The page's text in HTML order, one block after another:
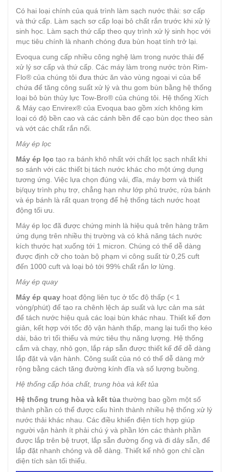
Có hai loại chính của quá trình làm sạch nước thải: sơ cấp
và thứ cấp. Làm sạch sơ cấp loại bỏ chất rắn trước khi xử lý
sinh học. Làm sạch thứ cấp theo quy trình xử lý sinh học với
mục tiêu chính là nhanh chóng đưa bùn hoạt tính trở lại.
Evoqua cung cấp nhiều công nghệ làm trong nước thải để
xử lý sơ cấp và thứ cấp. Các máy làm trong nước tròn Rim-
Flo® của chúng tôi đưa thức ăn vào vùng ngoại vi của bể
chứa để tăng công suất xử lý và thu gom bùn bằng hệ thống
loại bỏ bùn thủy lực Tow-Bro® của chúng tôi. Hệ thống Xích
& Máy cạo Envirex® của Evoqua bao gồm xích không kim
loại có độ bền cao và các cánh bền để cạo bùn dọc theo sàn
và vớt các chất rắn nổi.
Máy ép lọc
Máy ép lọc tạo ra bánh khô nhất với chất lọc sạch nhất khi
so sánh với các thiết bị tách nước khác cho một ứng dụng
tương ứng. Việc lựa chọn đúng vải, đĩa, máy bơm và thiết
bị/quy trình phụ trợ, chẳng hạn như lớp phủ trước, rửa bánh
và ép bánh là rất quan trọng để hệ thống tách nước hoạt
động tối ưu.
Máy ép lọc đã được chứng minh là hiệu quả trên hàng trăm
ứng dụng trên nhiều thị trường và có khả năng tách nước
kích thước hạt xuống tới 1 micron. Chúng có thể dễ dàng
được định cỡ cho toàn bộ phạm vi công suất từ ​​0,25 cuft
đến 1000 cuft và loại bỏ tới 99% chất rắn lơ lửng.
Máy ép quay
Máy ép quay hoạt động liên tục ở tốc độ thấp (< 1
vòng/phút) để tạo ra chênh lệch áp suất và lực cản ma sát
để tách nước hiệu quả các loại bùn khác nhau. Thiết kế đơn
giản, kết hợp với tốc độ vận hành thấp, mang lại tuổi thọ kéo
dài, bảo trì tối thiểu và mức tiêu thụ năng lượng. Hệ thống
cắm và chạy, nhỏ gọn, lắp ráp sẵn được thiết kế để dễ dàng
lắp đặt và vận hành. Công suất của nó có thể dễ dàng mở
rộng bằng cách tăng đường kính đĩa và số lượng buồng.
Hệ thống cấp hóa chất, trung hòa và kết tủa
Hệ thống trung hòa và kết tủa thường bao gồm một số
thành phần có thể được cấu hình thành nhiều hệ thống xử lý
nước thải khác nhau. Các điều khiển điện tích hợp giúp
người vận hành ít phải chú ý và phần lớn các thành phần
được lắp trên bệ trượt, lắp sẵn đường ống và đi dây sẵn, để
lắp đặt nhanh chóng và dễ dàng. Thiết kế nhỏ gọn chỉ cần
diện tích sàn tối thiểu.​